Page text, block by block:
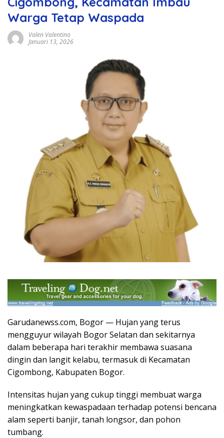
Warga Tetap Waspada
Valen Valentino
Januari 13, 2026
Garudanewss.com, Bogor — Hujan yang terus
mengguyur wilayah Bogor Selatan dan sekitarnya
dalam beberapa hari terakhir membawa suasana
dingin dan langit kelabu, termasuk di Kecamatan
Cigombong, Kabupaten Bogor.
Intensitas hujan yang cukup tinggi membuat warga
meningkatkan kewaspadaan terhadap potensi bencana
alam seperti banjir, tanah longsor, dan pohon
tumbang.